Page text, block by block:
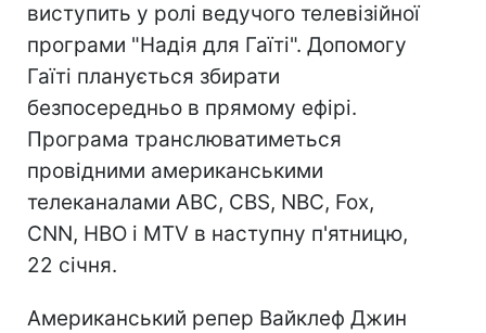
виступить у ролі ведучого телевізійної
програми "Надія для Гаїті". Допомогу
Гаїті планується збирати
безпосередньо в прямому ефірі.
Програма транслюватиметься
провідними американськими
телеканалами ABC, CBS, NBC, Fox,
CNN, HBO і MTV в наступну п'ятницю,
22 січня.
Американський репер Вайклеф Джин